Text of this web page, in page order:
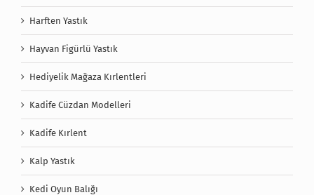
Harften Yastık
Hayvan Figürlü Yastık
Hediyelik Mağaza Kırlentleri
Kadife Cüzdan Modelleri
Kadife Kırlent
Kalp Yastık
Kedi Oyun Balığı